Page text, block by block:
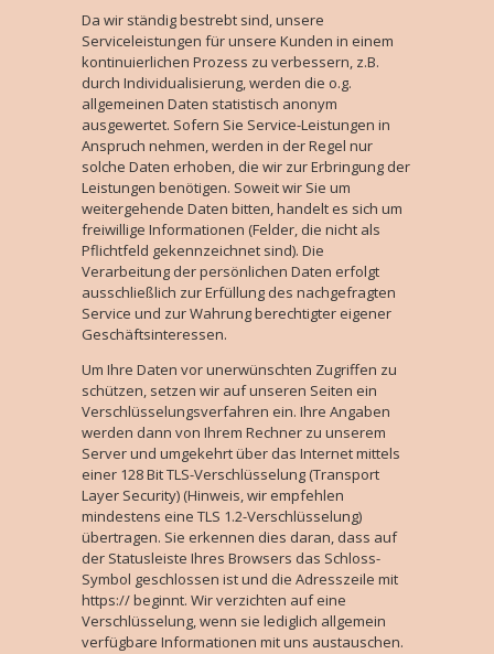
Da wir ständig bestrebt sind, unsere
Serviceleistungen für unsere Kunden in einem
kontinuierlichen Prozess zu verbessern, z.B.
durch Individualisierung, werden die o.g.
allgemeinen Daten statistisch anonym
ausgewertet. Sofern Sie Service-Leistungen in
Anspruch nehmen, werden in der Regel nur
solche Daten erhoben, die wir zur Erbringung der
Leistungen benötigen. Soweit wir Sie um
weitergehende Daten bitten, handelt es sich um
freiwillige Informationen (Felder, die nicht als
Pflichtfeld gekennzeichnet sind). Die
Verarbeitung der persönlichen Daten erfolgt
ausschließlich zur Erfüllung des nachgefragten
Service und zur Wahrung berechtigter eigener
Geschäftsinteressen.
Um Ihre Daten vor unerwünschten Zugriffen zu
schützen, setzen wir auf unseren Seiten ein
Verschlüsselungsverfahren ein. Ihre Angaben
werden dann von Ihrem Rechner zu unserem
Server und umgekehrt über das Internet mittels
einer 128 Bit TLS-Verschlüsselung (Transport
Layer Security) (Hinweis, wir empfehlen
mindestens eine TLS 1.2-Verschlüsselung)
übertragen. Sie erkennen dies daran, dass auf
der Statusleiste Ihres Browsers das Schloss-
Symbol geschlossen ist und die Adresszeile mit
https:// beginnt. Wir verzichten auf eine
Verschlüsselung, wenn sie lediglich allgemein
verfügbare Informationen mit uns austauschen.